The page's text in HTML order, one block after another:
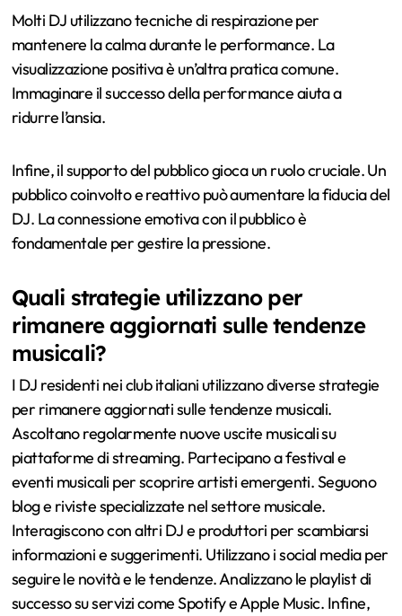
Molti DJ utilizzano tecniche di respirazione per
mantenere la calma durante le performance. La
visualizzazione positiva è un’altra pratica comune.
Immaginare il successo della performance aiuta a
ridurre l’ansia.
Infine, il supporto del pubblico gioca un ruolo cruciale. Un
pubblico coinvolto e reattivo può aumentare la fiducia del
DJ. La connessione emotiva con il pubblico è
fondamentale per gestire la pressione.
Quali strategie utilizzano per
rimanere aggiornati sulle tendenze
musicali?
I DJ residenti nei club italiani utilizzano diverse strategie
per rimanere aggiornati sulle tendenze musicali.
Ascoltano regolarmente nuove uscite musicali su
piattaforme di streaming. Partecipano a festival e
eventi musicali per scoprire artisti emergenti. Seguono
blog e riviste specializzate nel settore musicale.
Interagiscono con altri DJ e produttori per scambiarsi
informazioni e suggerimenti. Utilizzano i social media per
seguire le novità e le tendenze. Analizzano le playlist di
successo su servizi come Spotify e Apple Music. Infine,